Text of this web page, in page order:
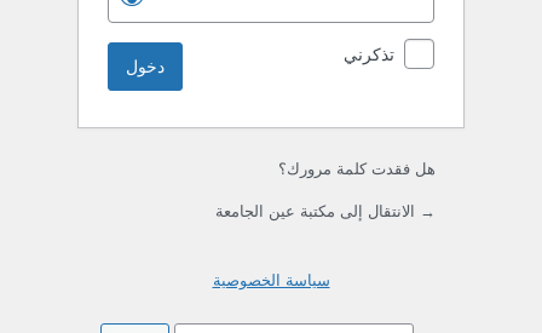
تذكرني
هل فقدت كلمة مرورك؟
→ الانتقال إلى مكتبة عين الجامعة
سياسة الخصوصية